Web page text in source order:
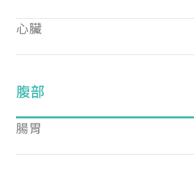
心臟
腹部
腸胃